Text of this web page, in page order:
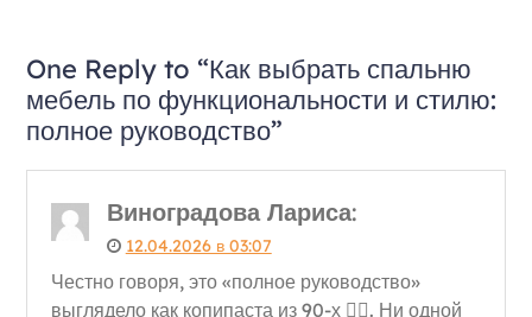
One Reply to “Как выбрать спальню
мебель по функциональности и стилю:
полное руководство”
Виноградова Лариса:
12.04.2026 в 03:07
Честно говоря, это «полное руководство»
выглядело как копипаста из 90-х 🤦‍♀️. Ни одной